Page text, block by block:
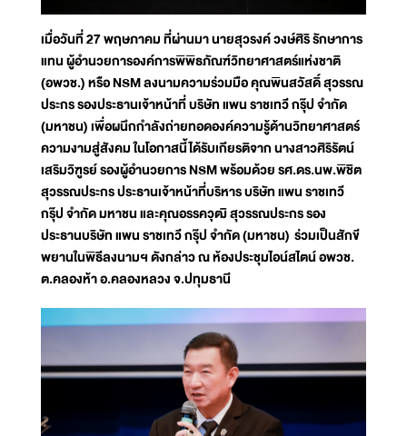
เมื่อวันที่ 27 พฤษภาคม ที่ผ่านมา นายสุวรงค์ วงษ์ศิริ รักษาการ
แทน ผู้อำนวยการองค์การพิพิธภัณฑ์วิทยาศาสตร์แห่งชาติ
(อพวช.) หรือ NSM ลงนามความร่วมมือ คุณพินสวัสดิ์ สุวรรณ
ประกร รองประธานเจ้าหน้าที่ บริษัท แพน ราชเทวี กรุ๊ป จำกัด
(มหาชน) เพื่อผนึกกำลังถ่ายทอดองค์ความรู้ด้านวิทยาศาสตร์
ความงามสู่สังคม ในโอกาสนี้ได้รับเกียรติจาก นางสาวศิริรัตน์
เสริมวิฑูรย์ รองผู้อำนวยการ NSM พร้อมด้วย รศ.ดร.นพ.พิชิต
สุวรรณประกร ประธานเจ้าหน้าที่บริหาร บริษัท แพน ราชเทวี
กรุ๊ป จำกัด มหาชน และคุณอรรควุฒิ สุวรรณประกร รอง
ประธานบริษัท แพน ราชเทวี กรุ๊ป จำกัด (มหาชน) ร่วมเป็นสักขี
พยานในพิธีลงนามฯ ดังกล่าว ณ ห้องประชุมไอน์สไตน์ อพวช.
ต.คลองห้า อ.คลองหลวง จ.ปทุมธานี